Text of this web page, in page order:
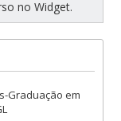
no Widget.
Graduação em